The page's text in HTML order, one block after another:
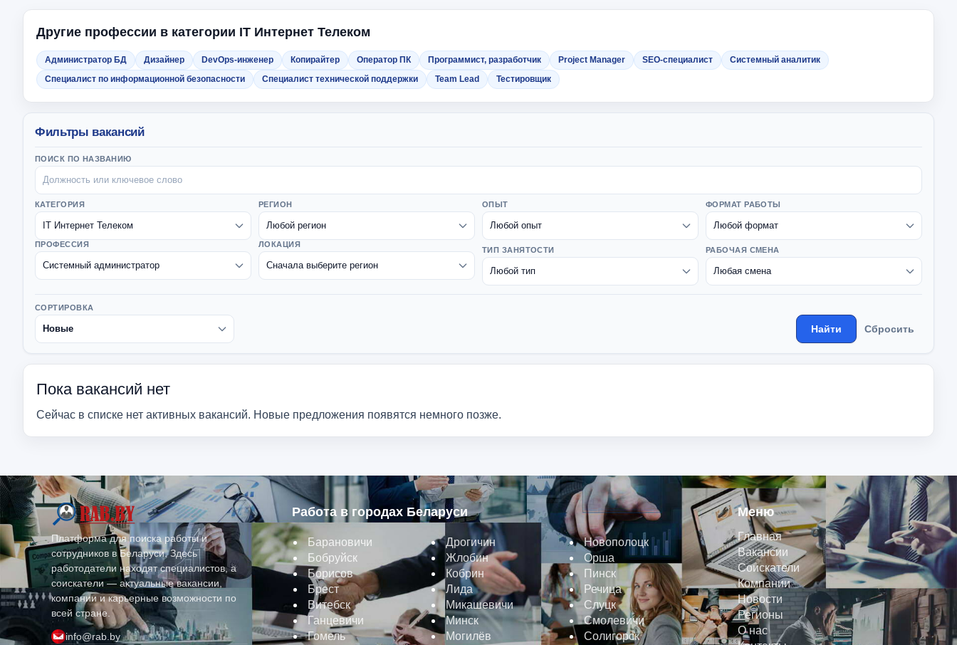
Другие профессии в категории IT Интернет Телеком
Администратор БД Дизайнер DevOps-инженер Копирайтер Оператор ПК Программист, разработчик Project Manager SEO-специалист
Системный аналитик
Специалист по информационной безопасности
Специалист технической поддержки Team Lead Тестировщик
Фильтры вакансий
ПОИСК ПО НАЗВАНИЮ
КАТЕГОРИЯ
ПРОФЕССИЯ
РЕГИОН
ЛОКАЦИЯ
ОПЫТ ФОРМАТ РАБОТЫ
ТИП ЗАНЯТОСТИ РАБОЧАЯ СМЕНА
СОРТИРОВКА
Найти Сбросить
Пока вакансий нет
Сейчас в списке нет активных вакансий. Новые предложения появятся немного позже.
Платформа для поиска работы и
сотрудников в Беларуси. Здесь
работодатели находят специалистов, а
соискатели — актуальные вакансии,
компании и карьерные возможности по
всей стране.
info@rab.by
Работа в городах Беларуси
Барановичи
Бобруйск
Борисов
Брест
Витебск
Ганцевичи
Гомель
Дрогичин
Жлобин
Кобрин
Лида
Микашевичи
Минск
Могилёв
Новополоцк
Орша
Пинск
Речица
Слуцк
Смолевичи
Солигорск
Меню
Главная
Вакансии
Соискатели
Компании
Новости
Регионы
О нас